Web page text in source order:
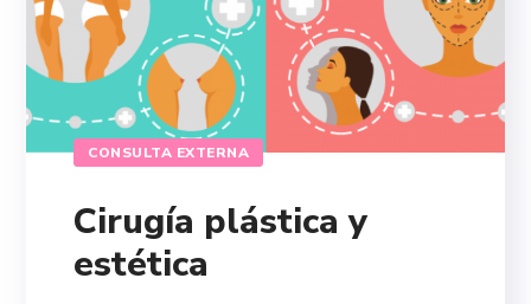
CONSULTA EXTERNA
Cirugía plástica y
estética